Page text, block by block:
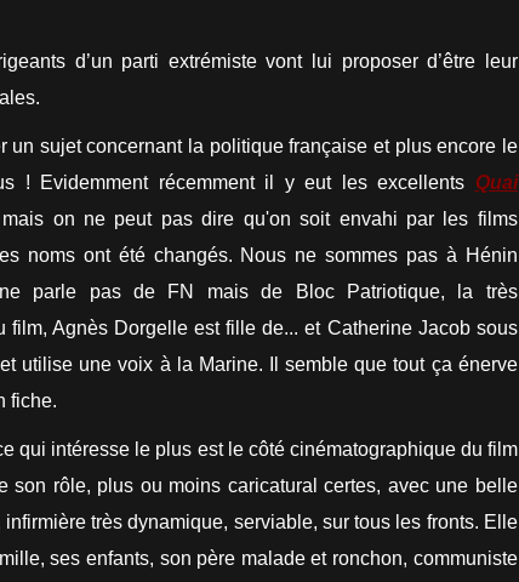
d’un parti extrémiste vont lui proposer d’être leur
un sujet concernant la politique française et plus encore le
! Evidemment récemment il y eut les excellents Quai
on ne peut pas dire qu'on soit envahi par les films
noms ont été changés. Nous ne sommes pas à Hénin
parle pas de FN mais de Bloc Patriotique,
la très
film, Agnès Dorgelle est fille de... et Catherine Jacob sous
utilise une voix à la Marine. Il semble que tout ça énerve
fiche.
qui intéresse le plus est le côté cinématographique du film
son rôle, plus ou moins caricatural certes, avec une belle
très dynamique, serviable, sur tous les fronts. Elle
ses enfants, son père malade et ronchon, communiste